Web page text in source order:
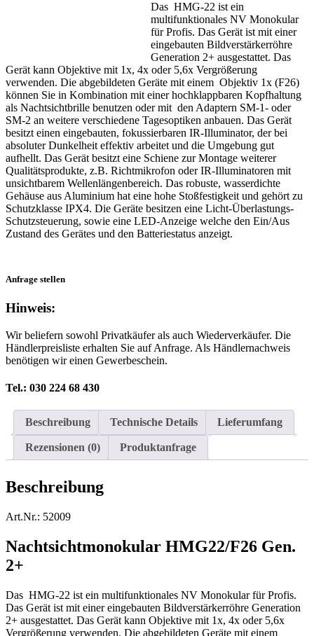
Das HMG-22 ist ein
multifunktionales NV Monokular
für Profis. Das Gerät ist mit einer
eingebauten Bildverstärkerröhre
Generation 2+ ausgestattet. Das
Gerät kann Objektive mit 1x, 4x oder 5,6x Vergrößerung
verwenden. Die abgebildeten Geräte mit einem Objektiv 1x (F26)
können Sie in Kombination mit einer hochklappbaren Kopfhaltung
als Nachtsichtbrille benutzen oder mit den Adaptern SM-1- oder
SM-2 an weitere verschiedene Tagesoptiken anbauen. Das Gerät
besitzt einen eingebauten, fokussierbaren IR-Illuminator, der bei
absoluter Dunkelheit effektiv arbeitet und die Umgebung gut
aufhellt. Das Gerät besitzt eine Schiene zur Montage weiterer
Qualitätsprodukte, z.B. Richtmikrofon oder IR-Illuminatoren mit
unsichtbarem Wellenlängenbereich. Das robuste, wasserdichte
Gehäuse aus Aluminium hat eine hohe Stoßfestigkeit und gehört zu
Schutzklasse IPX4. Die Geräte besitzen eine Licht-Überlastungs-
Schutzsteuerung, sowie eine LED-Anzeige welche den Ein/Aus
Zustand des Gerätes und den Batteriestatus anzeigt.
Anfrage stellen
Hinweis:
Wir beliefern sowohl Privatkäufer als auch Wiederverkäufer. Die
Händlerpreisliste erhalten Sie auf Anfrage. Als Händlernachweis
benötigen wir einen Gewerbeschein.
Tel.: 030 224 68 430
Beschreibung Technische Details Lieferumfang
Rezensionen (0) Produktanfrage
Beschreibung
Art.Nr.: 52009
Nachtsichtmonokular HMG22/F26 Gen.
2+
Das HMG-22 ist ein multifunktionales NV Monokular für Profis.
Das Gerät ist mit einer eingebauten Bildverstärkerröhre Generation
2+ ausgestattet. Das Gerät kann Objektive mit 1x, 4x oder 5,6x
Vergrößerung verwenden. Die abgebildeten Geräte mit einem